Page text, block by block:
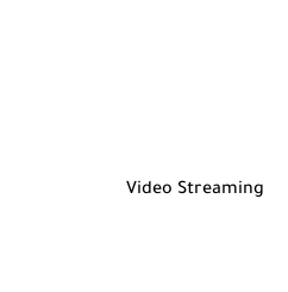
Video Streaming